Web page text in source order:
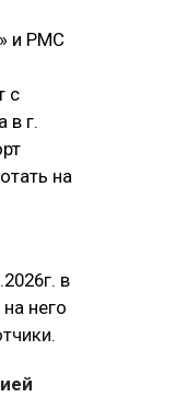
и РМС
с
в г.
на
в
него